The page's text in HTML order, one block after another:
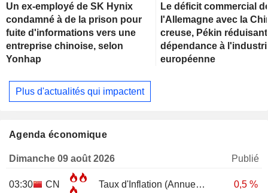
Un ex-employé de SK Hynix
condamné à de la prison pour
fuite d'informations vers une
entreprise chinoise, selon
Yonhap
Le déficit commercial
l'Allemagne avec la
creuse, Pékin
dépendance à
européenne
Plus d'actualités qui impactent
Agenda économique
Dimanche 09 août 2026 Publié
03:30 CN Taux d'Inflation (Annuel) 0,5 %